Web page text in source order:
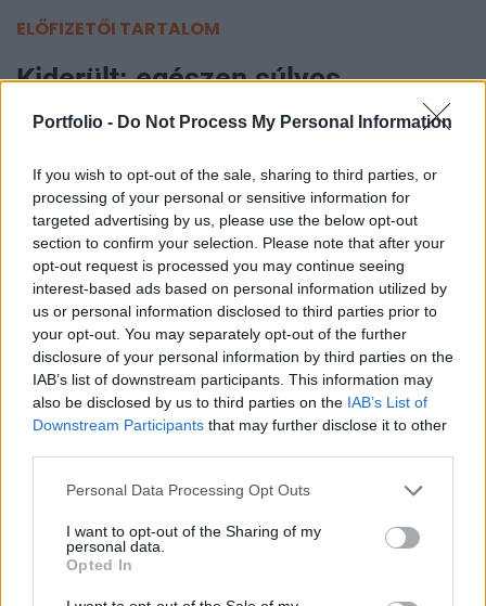
Portfolio - Do Not Process My Personal Information
If you wish to opt-out of the sale, sharing to third parties, or
processing of your personal or sensitive information for
targeted advertising by us, please use the below opt-out
section to confirm your selection. Please note that after your
opt-out request is processed you may continue seeing
interest-based ads based on personal information utilized by
us or personal information disclosed to third parties prior to
your opt-out. You may separately opt-out of the further
disclosure of your personal information by third parties on the
IAB’s list of downstream participants. This information may
also be disclosed by us to third parties on the IAB’s List of
Downstream Participants that may further disclose it to other
Personal Data Processing Opt Outs
I want to opt-out of the Sharing of my
personal data.
Opted In
ELŐFIZETŐI TARTALOM
Kiderült: egészen súlyos
betegséget próbált eltitkolni Biden
miniszter, ráadásul komplikációk
is felléptek
Portfolio
2024. január 10. 06:55
Prosztatarák miatt kellett műteni Lloyd Austin
amerikai védelmi minisztert, illetve az
egészségügyi ellátás közben fellépő húgyúti
problémák miatt fekszik jelenleg is kórházban –
kórházban van, még felettese, Joe Biden amerikai
elnök előtt is.
Private Health Forum 2026Új lehetőségek a magyar
egészségügy előtt - De mégis mihez kezd ezzel a